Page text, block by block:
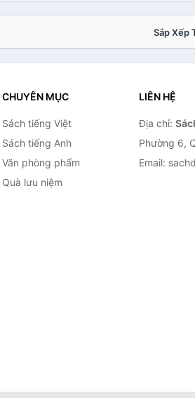
Sắp Xếp
CHUYÊN MỤC
Sách tiếng Việt
Sách tiếng Anh
Văn phòng phẩm
Quà lưu niệm
LIÊN HỆ
Địa chỉ:
Phường 6,
Email: